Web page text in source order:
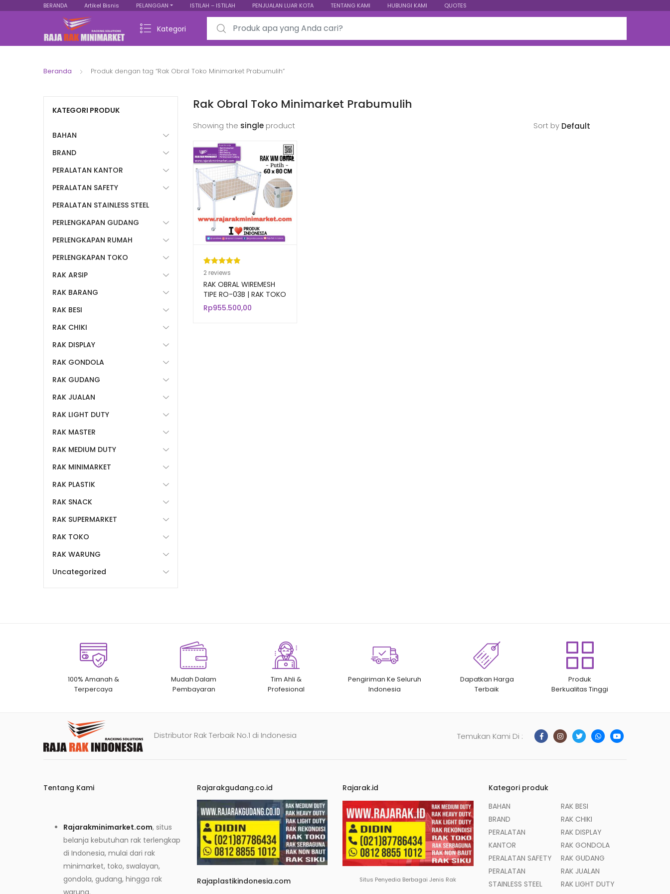
BERANDA Artikel Bisnis PELANGGAN ISTILAH – ISTILAH PENJUALAN LUAR KOTA TENTANG KAMI HUBUNGI KAMI QUOTES
Kategori
Search for:
Beranda Produk dengan tag “Rak Obral Toko Minimarket Prabumulih”
Rak Obral Toko Minimarket Prabumulih
Showing the single product Sort by
Peringkat
5.00 dari 5
berdasarka
2
penilaian
pelanggan
2 reviews
RAK OBRAL WIREMESH
TIPE RO-03B | RAK TOKO
MINIMARKET
Rp955.500,00
KATEGORI PRODUK
BAHAN
BRAND
PERALATAN KANTOR
PERALATAN SAFETY
PERALATAN STAINLESS STEEL
PERLENGKAPAN GUDANG
PERLENGKAPAN RUMAH
PERLENGKAPAN TOKO
RAK ARSIP
RAK BARANG
RAK BESI
RAK CHIKI
RAK DISPLAY
RAK GONDOLA
RAK GUDANG
RAK JUALAN
RAK LIGHT DUTY
RAK MASTER
RAK MEDIUM DUTY
RAK MINIMARKET
RAK PLASTIK
RAK SNACK
RAK SUPERMARKET
RAK TOKO
RAK WARUNG
Uncategorized
100% Amanah &
Terpercaya
Mudah Dalam
Pembayaran
Tim Ahli &
Profesional
Pengiriman Ke Seluruh
Indonesia
Dapatkan Harga
Terbaik
Produk
Berkualitas Tinggi
Distributor Rak Terbaik No.1 di Indonesia Temukan Kami Di :
Tentang Kami
Rajarakminimarket.com, situs
belanja kebutuhan rak terlengkap
di Indonesia, mulai dari rak
minimarket, toko, swalayan,
gondola, gudang, hingga rak
warung.
Rajarakgudang.co.id
Rajaplastikindonesia.com
Rajarak.id
Situs Penyedia Berbagai Jenis Rak
Kategori produk
BAHAN
BRAND
PERALATAN
KANTOR
PERALATAN SAFETY
PERALATAN
STAINLESS STEEL
RAK BESI
RAK CHIKI
RAK DISPLAY
RAK GONDOLA
RAK GUDANG
RAK JUALAN
RAK LIGHT DUTY